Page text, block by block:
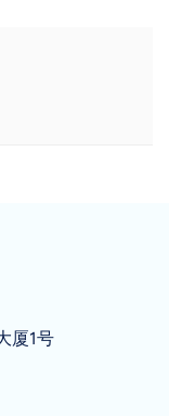
厦1号